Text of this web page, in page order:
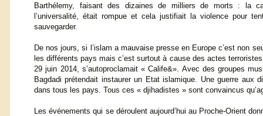
Barthélemy, faisant des dizaines de milliers de morts : la
l’universalité, était rompue et cela justifiait la violence pour
sauvegarder.
De nos jours, si l’islam a mauvaise presse en Europe c’est non
les différents pays mais c’est surtout à cause des actes
29 juin 2014, s’autoproclamait « Calife&». Avec des groupes
Bagdadi prétendait instaurer un Etat islamique. Une guerre aux
dans tous les pays. Tous ces « djihadistes » sont convaincus
Les événements qui se déroulent aujourd’hui au Proche-Orient